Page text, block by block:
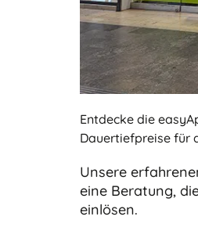
Entdecke die
Dauertiefpreise für
Unsere
eine Beratung,
einlösen.